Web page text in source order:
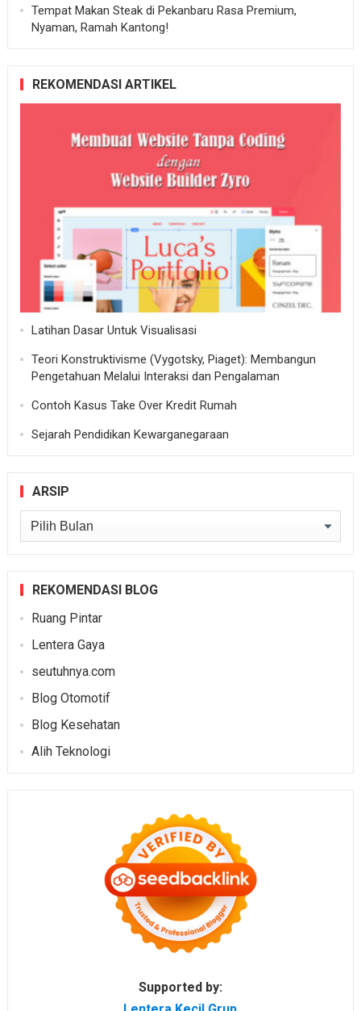
Tempat Makan Steak di Pekanbaru Rasa Premium,
Nyaman, Ramah Kantong!
REKOMENDASI ARTIKEL
Latihan Dasar Untuk Visualisasi
Teori Konstruktivisme (Vygotsky, Piaget): Membangun
Pengetahuan Melalui Interaksi dan Pengalaman
Contoh Kasus Take Over Kredit Rumah
Sejarah Pendidikan Kewarganegaraan
ARSIP
Arsip
REKOMENDASI BLOG
Ruang Pintar
Lentera Gaya
seutuhnya.com
Blog Otomotif
Blog Kesehatan
Alih Teknologi
Supported by: